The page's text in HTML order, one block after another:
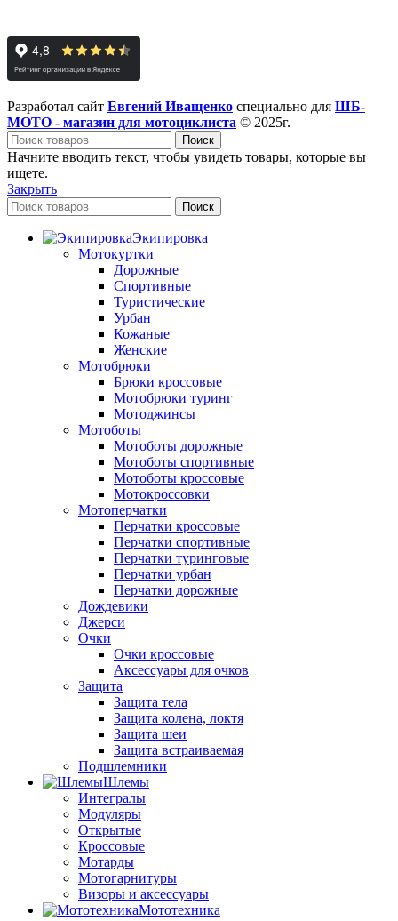
Разработал сайт Евгений Иващенко специально для ШБ-
МОТО - магазин для мотоциклиста © 2025г.
Поиск
Начните вводить текст, чтобы увидеть товары, которые вы
ищете.
Закрыть
Поиск
Экипировка
Мотокуртки
Дорожные
Спортивные
Туристические
Урбан
Кожаные
Женские
Мотобрюки
Брюки кроссовые
Мотобрюки туринг
Мотоджинсы
Мотоботы
Мотоботы дорожные
Мотоботы спортивные
Мотоботы кроссовые
Мотокроссовки
Мотоперчатки
Перчатки кроссовые
Перчатки спортивные
Перчатки туринговые
Перчатки урбан
Перчатки дорожные
Дождевики
Джерси
Очки
Очки кроссовые
Аксессуары для очков
Защита
Защита тела
Защита колена, локтя
Защита шеи
Защита встраиваемая
Подшлемники
Шлемы
Интегралы
Модуляры
Открытые
Кроссовые
Мотарды
Мотогарнитуры
Визоры и аксессуары
Мототехника